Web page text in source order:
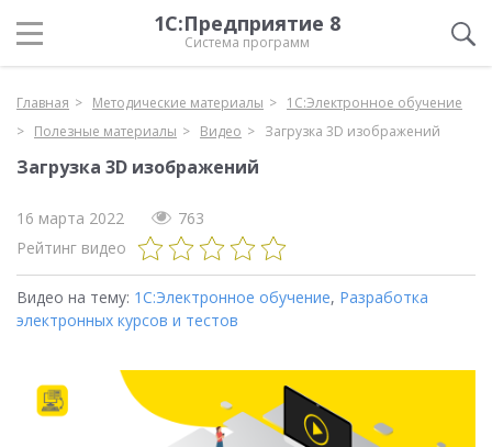
1С:Предприятие 8
Система программ
Главная Методические материалы
1С:Электронное обучение
Полезные материалы
Видео Загрузка 3D изображений
Загрузка 3D изображений
16 марта 2022
763
Рейтинг видео
Видео на тему: 1С:Электронное обучение, Разработка
электронных курсов и тестов